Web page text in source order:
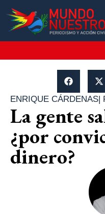
ENRIQUE CÁRDENAS|
La gente
¿por
dinero?